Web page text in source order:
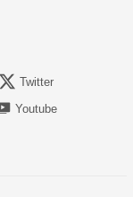
Twitter
Youtube